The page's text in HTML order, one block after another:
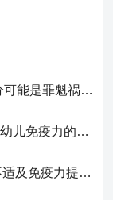
宝宝胃肠道不适？奶粉中的这些成分可能是罪魁祸首！
宝宝总生病就是免疫力低下？关于婴幼儿免疫力的真相，家长必须了解！
宝宝喂养难题：奶粉喂养与胃肠道不适及免疫力提升的奥秘